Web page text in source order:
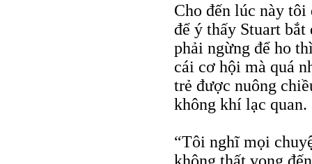
Cho đến lúc này tôi
để ý thấy Stuart
phải ngừng để ho
cái cơ hội mà quá
trẻ được nuông
không khí lạc quan.
“Tôi nghĩ mọi